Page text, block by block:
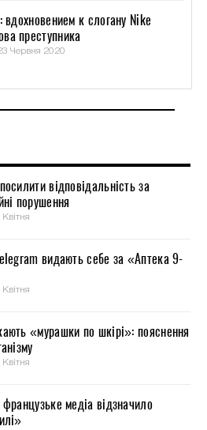
вдохновением к слогану Nike
преступника
Червня 2020
відповідальність за
порушення
видають себе за «Аптека 9-
«мурашки по шкірі»: пояснення
французьке медіа відзначило